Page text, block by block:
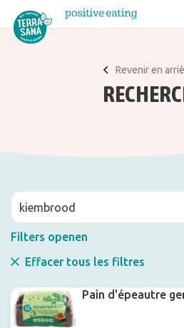
À propos de nous
Téléchargements
Revenir en
Filters openen
Effacer tous les filtres
Pain d'épeautre